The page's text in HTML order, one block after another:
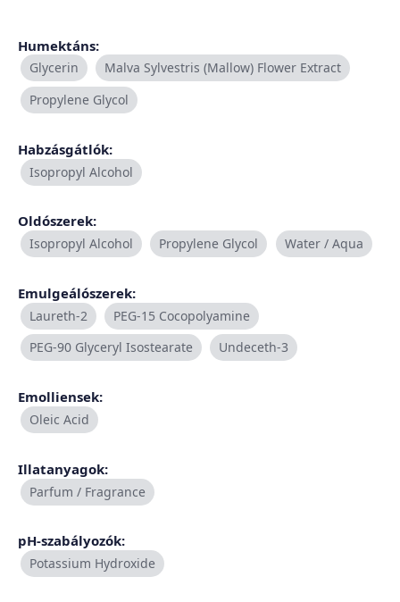
Humektáns:
Glycerin
Malva Sylvestris (Mallow) Flower Extract
Propylene Glycol
Habzásgátlók:
Isopropyl Alcohol
Oldószerek:
Isopropyl Alcohol Propylene Glycol Water / Aqua
Emulgeálószerek:
Laureth-2
PEG-15 Cocopolyamine
PEG-90 Glyceryl Isostearate
Undeceth-3
Emolliensek:
Oleic Acid
Illatanyagok:
Parfum / Fragrance
pH-szabályozók:
Potassium Hydroxide